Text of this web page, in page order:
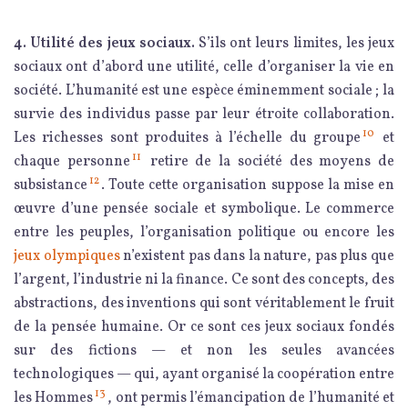
4. Utilité des jeux sociaux. S’ils ont leurs limites, les jeux
sociaux ont d’abord une utilité, celle d’organiser la vie en
société. L’humanité est une espèce éminemment sociale ; la
survie des individus passe par leur étroite collaboration.
Les richesses sont produites à l’échelle du groupe 10
et
chaque personne 11
retire de la société des moyens de
subsistance 12. Toute cette organisation suppose la mise en
œuvre d’une pensée sociale et symbolique. Le commerce
entre les peuples, l’organisation politique ou encore les
jeux olympiquesn’existent pas dans la nature, pas plus que
l’argent, l’industrie ni la finance. Ce sont des concepts, des
abstractions, des inventions qui sont véritablement le fruit
de la pensée humaine. Or ce sont ces jeux sociaux fondés
sur des fictions — et non les seules avancées
technologiques — qui, ayant organisé la coopération entre
les Hommes13 , ont permis l’émancipation de l’humanité et